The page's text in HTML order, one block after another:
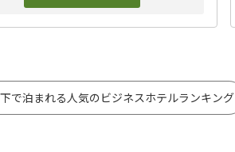
で泊まれる人気のビジネスホテルランキング